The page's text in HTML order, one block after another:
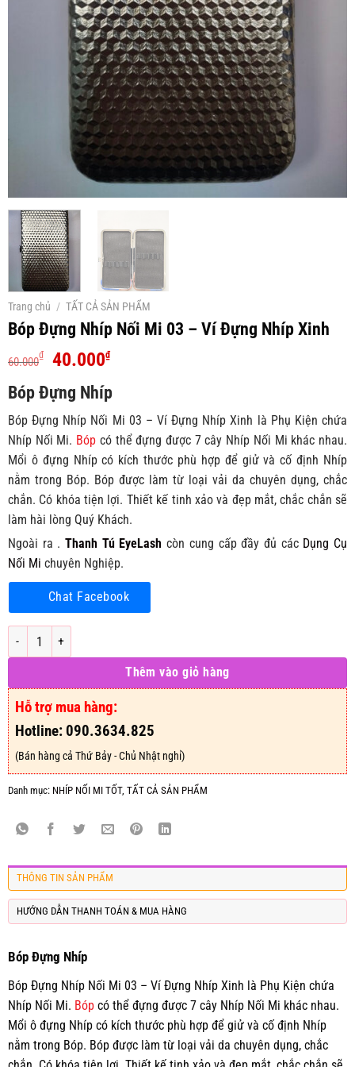
Trang chủ / TẤT CẢ SẢN PHẨM
Bóp Đựng Nhíp Nối Mi 03 – Ví Đựng Nhíp Xinh
60.000₫
Giá
là:
60.000₫.
40.000₫Giá
tại
là:
40.000₫.
Bóp Đựng Nhíp
Bóp Đựng Nhíp Nối Mi 03 – Ví Đựng Nhíp Xinh là Phụ Kiện chứa
Nhíp Nối Mi. Bóp có thể đựng được 7 cây Nhíp Nối Mi khác nhau.
Mổi ô đựng Nhíp có kích thước phù hợp để giử và cố định Nhíp
nằm trong Bóp. Bóp được làm từ loại vải da chuyên dụng, chắc
chắn. Có khóa tiện lợi. Thiết kế tinh xảo và đẹp mắt, chắc chắn sẽ
làm hài lòng Quý Khách.
Ngoài ra .Thanh Tú EyeLash còn cung cấp đầy đủ các Dụng Cụ
Nối Mi chuyên Nghiệp.
Chat Facebook
Bóp Đựng Nhíp Nối Mi 03 - Ví Đựng Nhíp Xinh số lượng
Thêm vào giỏ hàng
Hỗ trợ mua hàng:
Hotline: 090.3634.825
(Bán hàng cả Thứ Bảy - Chủ Nhật nghỉ)
Danh mục: NHÍP NỐI MI TỐT, TẤT CẢ SẢN PHẨM
THÔNG TIN SẢN PHẨM
HƯỚNG DẪN THANH TOÁN & MUA HÀNG
Bóp Đựng Nhíp
Bóp Đựng Nhíp Nối Mi 03 – Ví Đựng Nhíp Xinh là Phụ Kiện chứa
Nhíp Nối Mi. Bóp có thể đựng được 7 cây Nhíp Nối Mi khác nhau.
Mổi ô đựng Nhíp có kích thước phù hợp để giử và cố định Nhíp
nằm trong Bóp. Bóp được làm từ loại vải da chuyên dụng, chắc